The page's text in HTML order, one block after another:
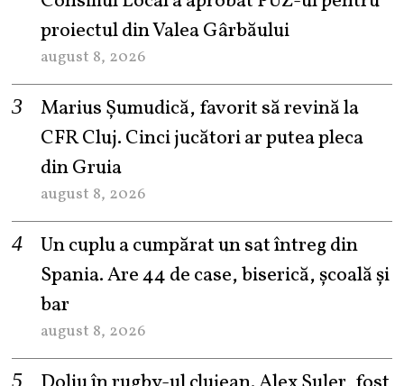
proiectul din Valea Gârbăului
august 8, 2026
Marius Șumudică, favorit să revină la
CFR Cluj. Cinci jucători ar putea pleca
din Gruia
august 8, 2026
Un cuplu a cumpărat un sat întreg din
Spania. Are 44 de case, biserică, școală și
bar
august 8, 2026